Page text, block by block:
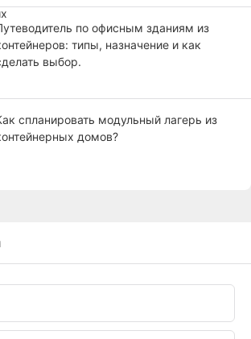
по офисным зданиям из
типы, назначение и как
выбор.
спланировать модульный лагерь из
домов?